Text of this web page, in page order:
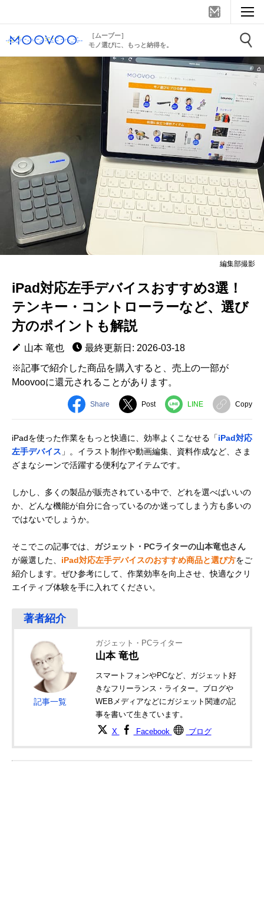
［ムーブー］
モノ選びに、もっと納得を。
編集部撮影
iPad対応左手デバイスおすすめ3選！
テンキー・コントローラーなど、選び
方のポイントも解説
山本 竜也
最終更新日: 2026-03-18
※記事で紹介した商品を購入すると、売上の一部が
Moovooに還元されることがあります。
Share Post LINE Copy
iPadを使った作業をもっと快適に、効率よくこなせる「iPad対応
左手デバイス 」。イラスト制作や動画編集、資料作成など、さま
ざまなシーンで活躍する便利なアイテムです。
しかし、多くの製品が販売されている中で、どれを選べばいいの
か、どんな機能が自分に合っているのか迷ってしまう方も多いの
ではないでしょうか。
そこでこの記事では、 ガジェット・PCライターの山本竜也さん
が厳選した、 iPad対応左手デバイスのおすすめ商品と選び方をご
紹介します。ぜひ参考にして、作業効率を向上させ、快適なクリ
エイティブ体験を手に入れてください。
記事一覧
ガジェット・PCライター
山本 竜也
スマートフォンやPCなど、ガジェット好
きなフリーランス・ライター。ブログや
WEBメディアなどにガジェット関連の記
事を書いて生きています。
X Facebook ブログ